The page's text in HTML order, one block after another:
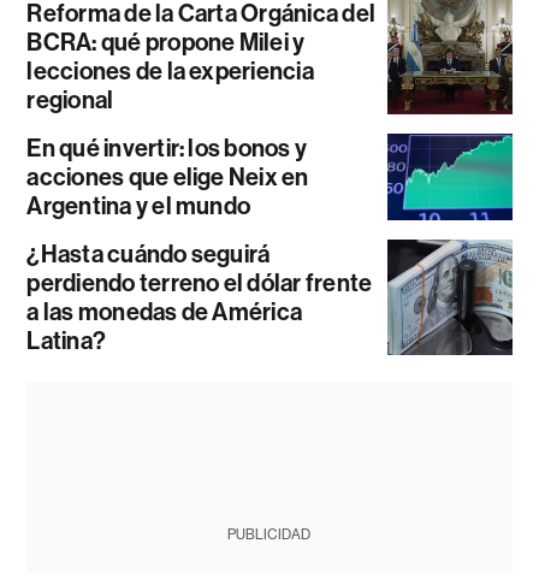
Reforma de la Carta Orgánica del
BCRA: qué propone Milei y
lecciones de la experiencia
regional
En qué invertir: los bonos y
acciones que elige Neix en
Argentina y el mundo
¿Hasta cuándo seguirá
perdiendo terreno el dólar frente
a las monedas de América
Latina?
PUBLICIDAD